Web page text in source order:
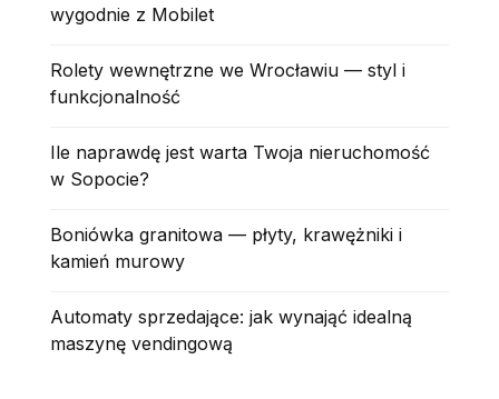
wygodnie z Mobilet
Rolety wewnętrzne we Wrocławiu — styl i
funkcjonalność
Ile naprawdę jest warta Twoja nieruchomość
w Sopocie?
Boniówka granitowa — płyty, krawężniki i
kamień murowy
Automaty sprzedające: jak wynająć idealną
maszynę vendingową